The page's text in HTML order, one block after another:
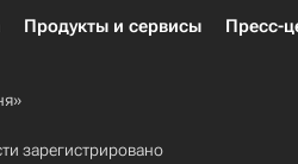
Продукты и сервисы Пресс-
зарегистрировано